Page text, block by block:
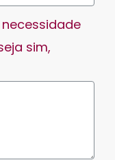
sim,